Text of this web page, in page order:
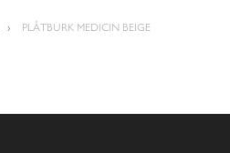
PLÅTBURK MEDICIN BEIGE